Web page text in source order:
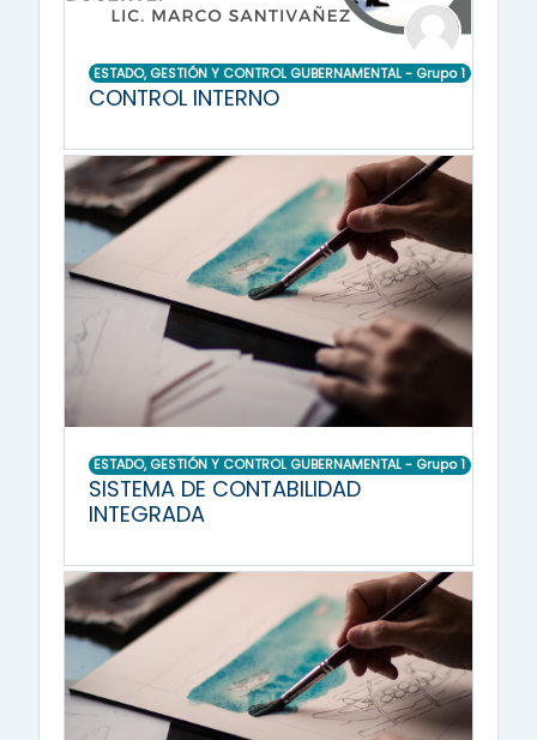
ESTADO, GESTIÓN Y CONTROL GUBERNAMENTAL - Grupo 1
CONTROL INTERNO
ESTADO, GESTIÓN Y CONTROL GUBERNAMENTAL - Grupo 1
SISTEMA DE CONTABILIDAD
INTEGRADA